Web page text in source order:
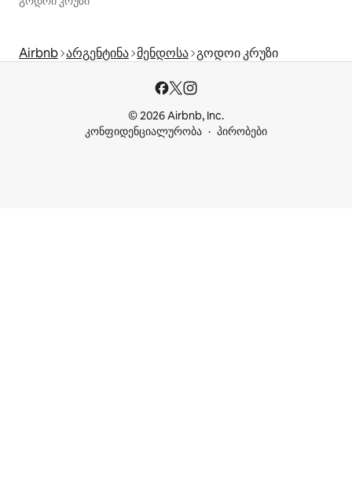
Airbnb არგენტინა მენდოსა გოდოი კრუზი
© 2026 Airbnb, Inc.
კონფიდენციალურობა
პირობები